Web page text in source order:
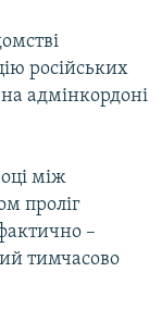
російських
на адмінкордоні
між
проліг
–
тимчасово